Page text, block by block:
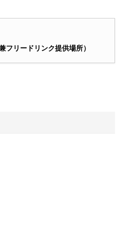
フリードリンク提供場所）